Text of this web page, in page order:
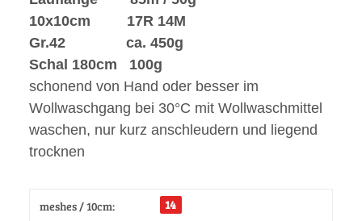
10x10cm 17R 14M
Gr.42 ca. 450g
Schal 180cm 100g
schonend von Hand oder besser im
Wollwaschgang bei 30°C mit Wollwaschmittel
waschen, nur kurz anschleudern und liegend
trocknen
meshes / 10cm: 14